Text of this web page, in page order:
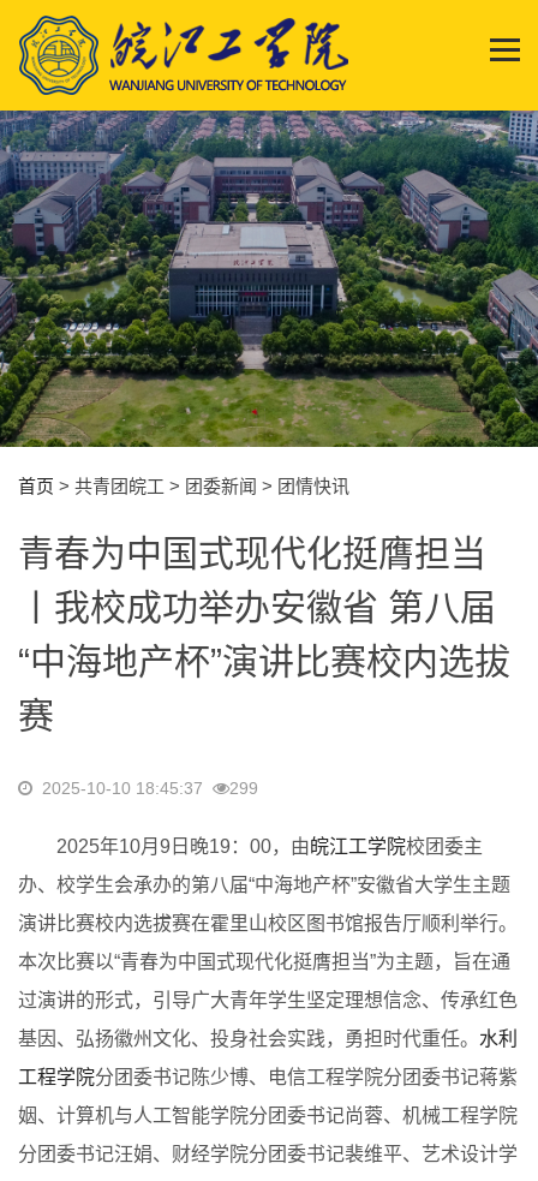
首页 > 共青团皖工 > 团委新闻 > 团情快讯
青春为中国式现代化挺膺担当
丨我校成功举办安徽省 第八届
“中海地产杯”演讲比赛校内选拔
赛
2025-10-10 18:45:37 299
2025年10月9日晚19：00，由皖江工学院校团委主
办、校学生会承办的第八届“中海地产杯”安徽省大学生主题
演讲比赛校内选拔赛在霍里山校区图书馆报告厅顺利举行。
本次比赛以“青春为中国式现代化挺膺担当”为主题，旨在通
过演讲的形式，引导广大青年学生坚定理想信念、传承红色
基因、弘扬徽州文化、投身社会实践，勇担时代重任。 水利
工程学院分团委书记陈少博、电信工程学院分团委书记蒋紫
姻、计算机与人工智能学院分团委书记尚蓉、机械工程学院
分团委书记汪娟、财经学院分团委书记裴维平、艺术设计学